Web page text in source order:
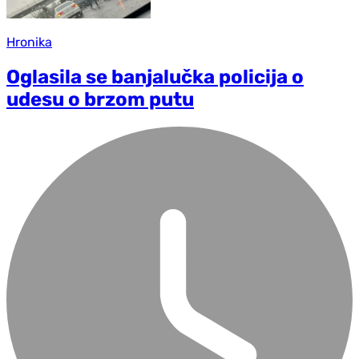
Hronika
Oglasila se banjalučka policija o
udesu o brzom putu